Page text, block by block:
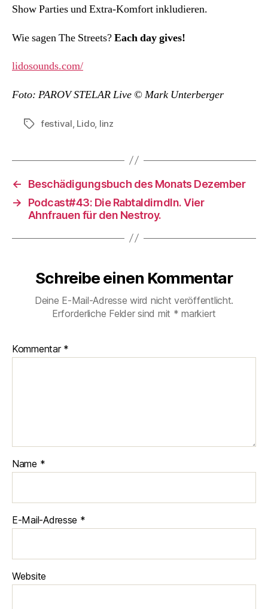
Show Parties und Extra-Komfort inkludieren.
Wie sagen The Streets?Each day gives!
lidosounds.com/
Foto: PAROV STELAR Live © Mark Unterberger
Schlagwörter
festival, Lido, linz
←
Beschädigungsbuch des Monats Dezember
→
Podcast#43: Die Rabtaldirndln. Vier
Ahnfrauen für den Nestroy.
Schreibe einen Kommentar
Deine E-Mail-Adresse wird nicht veröffentlicht.
Erforderliche Felder sind mit * markiert
Kommentar *
Name *
E-Mail-Adresse *
Website